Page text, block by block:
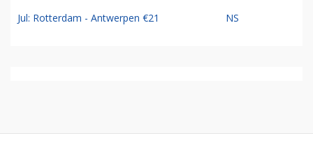
Jul: Rotterdam - Antwerpen €21 NS